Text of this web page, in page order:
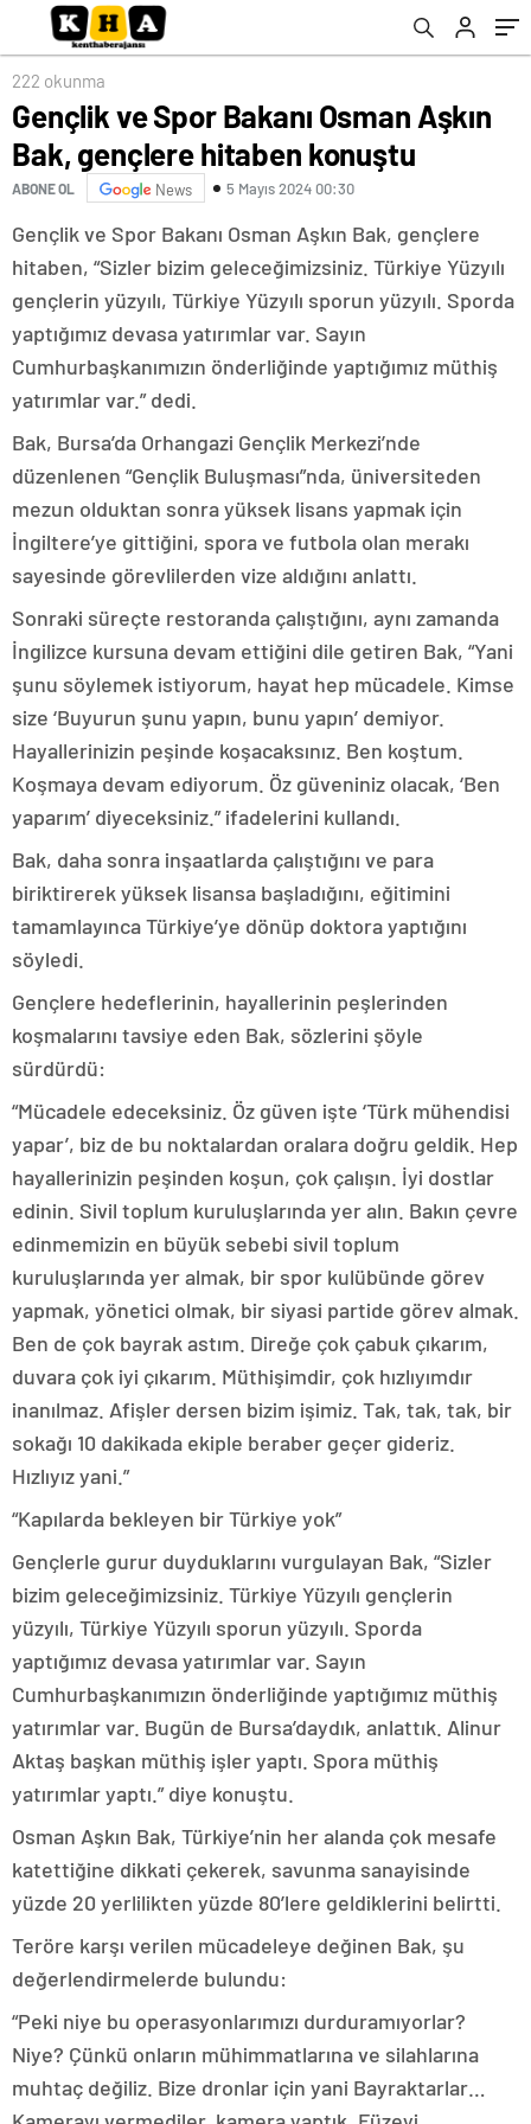
222 okunma
Gençlik ve Spor Bakanı Osman Aşkın
Bak, gençlere hitaben konuştu
ABONE OL News 5 Mayıs 2024 00:30
Gençlik ve Spor Bakanı Osman Aşkın Bak, gençlere
hitaben, “Sizler bizim geleceğimizsiniz. Türkiye Yüzyılı
gençlerin yüzyılı, Türkiye Yüzyılı sporun yüzyılı. Sporda
yaptığımız devasa yatırımlar var. Sayın
Cumhurbaşkanımızın önderliğinde yaptığımız müthiş
yatırımlar var.” dedi.
Bak, Bursa’da Orhangazi Gençlik Merkezi’nde
düzenlenen “Gençlik Buluşması”nda, üniversiteden
mezun olduktan sonra yüksek lisans yapmak için
İngiltere’ye gittiğini, spora ve futbola olan merakı
sayesinde görevlilerden vize aldığını anlattı.
Sonraki süreçte restoranda çalıştığını, aynı zamanda
İngilizce kursuna devam ettiğini dile getiren Bak, “Yani
şunu söylemek istiyorum, hayat hep mücadele. Kimse
size ‘Buyurun şunu yapın, bunu yapın’ demiyor.
Hayallerinizin peşinde koşacaksınız. Ben koştum.
Koşmaya devam ediyorum. Öz güveniniz olacak, ‘Ben
yaparım’ diyeceksiniz.” ifadelerini kullandı.
Bak, daha sonra inşaatlarda çalıştığını ve para
biriktirerek yüksek lisansa başladığını, eğitimini
tamamlayınca Türkiye’ye dönüp doktora yaptığını
söyledi.
Gençlere hedeflerinin, hayallerinin peşlerinden
koşmalarını tavsiye eden Bak, sözlerini şöyle
sürdürdü:
“Mücadele edeceksiniz. Öz güven işte ‘Türk mühendisi
yapar’, biz de bu noktalardan oralara doğru geldik. Hep
hayallerinizin peşinden koşun, çok çalışın. İyi dostlar
edinin. Sivil toplum kuruluşlarında yer alın. Bakın çevre
edinmemizin en büyük sebebi sivil toplum
kuruluşlarında yer almak, bir spor kulübünde görev
yapmak, yönetici olmak, bir siyasi partide görev almak.
Ben de çok bayrak astım. Direğe çok çabuk çıkarım,
duvara çok iyi çıkarım. Müthişimdir, çok hızlıyımdır
inanılmaz. Afişler dersen bizim işimiz. Tak, tak, tak, bir
sokağı 10 dakikada ekiple beraber geçer gideriz.
Hızlıyız yani.”
“Kapılarda bekleyen bir Türkiye yok”
Gençlerle gurur duyduklarını vurgulayan Bak, “Sizler
bizim geleceğimizsiniz. Türkiye Yüzyılı gençlerin
yüzyılı, Türkiye Yüzyılı sporun yüzyılı. Sporda
yaptığımız devasa yatırımlar var. Sayın
Cumhurbaşkanımızın önderliğinde yaptığımız müthiş
yatırımlar var. Bugün de Bursa’daydık, anlattık. Alinur
Aktaş başkan müthiş işler yaptı. Spora müthiş
yatırımlar yaptı.” diye konuştu.
Osman Aşkın Bak, Türkiye’nin her alanda çok mesafe
katettiğine dikkati çekerek, savunma sanayisinde
yüzde 20 yerlilikten yüzde 80’lere geldiklerini belirtti.
Teröre karşı verilen mücadeleye değinen Bak, şu
değerlendirmelerde bulundu:
“Peki niye bu operasyonlarımızı durduramıyorlar?
Niye? Çünkü onların mühimmatlarına ve silahlarına
muhtaç değiliz. Bize dronlar için yani Bayraktarlar…